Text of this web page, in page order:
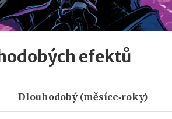
efektů
Dlouhodobý (měsíce‑roky)